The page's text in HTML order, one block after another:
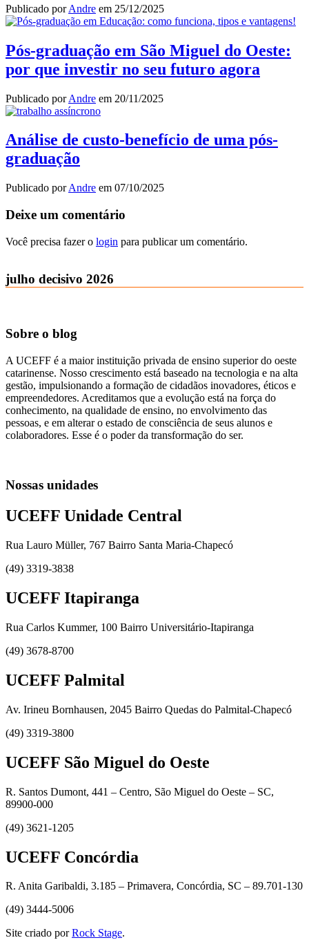
Publicado porAndre em 25/12/2025
Pós-graduação em São Miguel do Oeste:
por que investir no seu futuro agora
Publicado porAndre em 20/11/2025
Análise de custo-benefício de uma pós-
graduação
Publicado porAndre em 07/10/2025
Deixe um comentário
Você precisa fazer o login para publicar um comentário.
julho decisivo 2026
Sobre o blog
A UCEFF é a maior instituição privada de ensino superior do oeste
catarinense. Nosso crescimento está baseado na tecnologia e na alta
gestão, impulsionando a formação de cidadãos inovadores, éticos e
empreendedores. Acreditamos que a evolução está na força do
conhecimento, na qualidade de ensino, no envolvimento das
pessoas, e em alterar o estado de consciência de seus alunos e
colaboradores. Esse é o poder da transformação do ser.
Nossas unidades
UCEFF Unidade Central
Rua Lauro Müller, 767 Bairro Santa Maria-Chapecó
(49) 3319-3838
UCEFF Itapiranga
Rua Carlos Kummer, 100 Bairro Universitário-Itapiranga
(49) 3678-8700
UCEFF Palmital
Av. Irineu Bornhausen, 2045 Bairro Quedas do Palmital-Chapecó
(49) 3319-3800
UCEFF São Miguel do Oeste
R. Santos Dumont, 441 – Centro, São Miguel do Oeste – SC,
89900-000
(49) 3621-1205
UCEFF Concórdia
R. Anita Garibaldi, 3.185 – Primavera, Concórdia, SC – 89.701-130
(49) 3444-5006
Site criado porRock Stage.